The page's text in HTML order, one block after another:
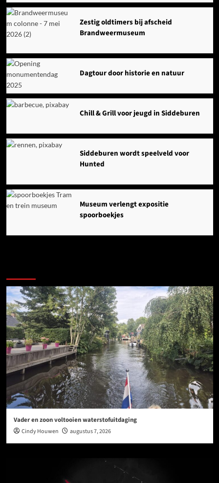
Zestig oldtimers bij afscheid
Brandweermuseum
Dagtour door historie en natuur
Chill & Grill voor jeugd in Siddeburen
Siddeburen wordt speelveld voor
Hunted
Museum verlengt expositie
spoorboekjes
Vader en zoon voltooien waterstofuitdaging
Cindy Houwen augustus 7, 2026